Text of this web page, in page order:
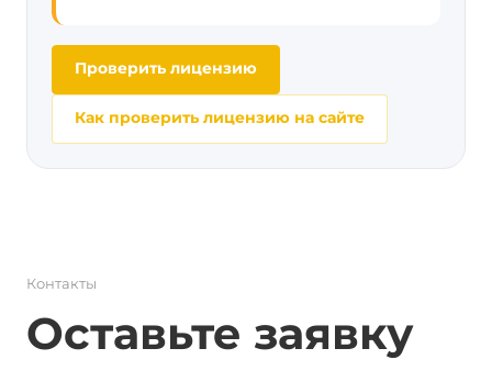
Проверить лицензию
Как проверить лицензию на сайте
Контакты
Оставьте заявку